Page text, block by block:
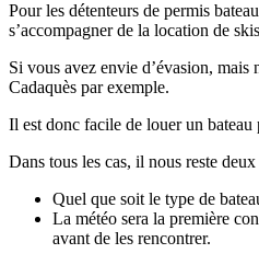
Pour les détenteurs de permis
s’accompagner de la location de
Si vous avez envie d’évasion,
Cadaquès par exemple.
Il est donc facile de louer un bateau
Dans tous les cas, il nous reste
Quel que soit le type de
La météo sera la première
avant de les rencontrer.